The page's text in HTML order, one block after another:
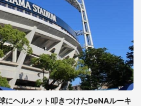
にヘルメット叩きつけたDeNAルーキ